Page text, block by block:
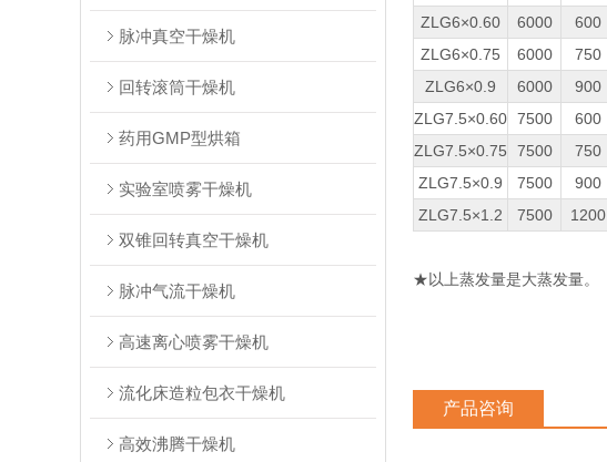
脉冲真空干燥机
回转滚筒干燥机
药用GMP型烘箱
实验室喷雾干燥机
双锥回转真空干燥机
脉冲气流干燥机
高速离心喷雾干燥机
流化床造粒包衣干燥机
高效沸腾干燥机
ZLG6×0.60
6000 600
ZLG6×0.75
6000 750
ZLG6×0.9
6000 900
ZLG7.5×0.60 7500 600
ZLG7.5×0.75
7500 750
ZLG7.5×0.9
7500 900
ZLG7.5×1.2
7500 1200
★以上蒸发量是大蒸发量。
产品咨询